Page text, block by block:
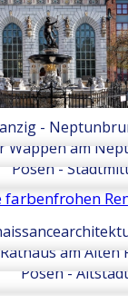
-
Wappen am
Posen -
am Alten
Posen - Altstadt